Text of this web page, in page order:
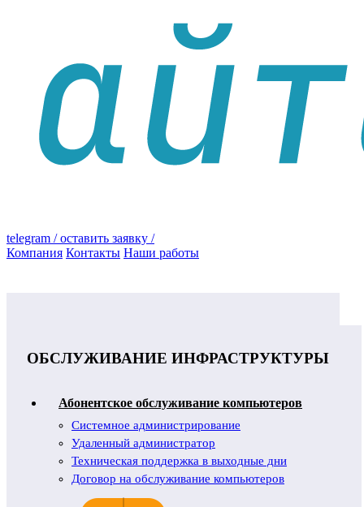
telegram / оставить заявку /
Компания Контакты Наши работы
ОБСЛУЖИВАНИЕ ИНФРАСТРУКТУРЫ
Абонентское обслуживание компьютеров
Системное администрирование
Удаленный администратор
Техническая поддержка в выходные дни
Договор на обслуживание компьютеров